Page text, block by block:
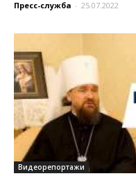
Пресс-служба - 25.07.2022
Видеорепортажи